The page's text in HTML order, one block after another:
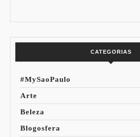
CATEGORIAS
#MySaoPaulo
Arte
Beleza
Blogosfera